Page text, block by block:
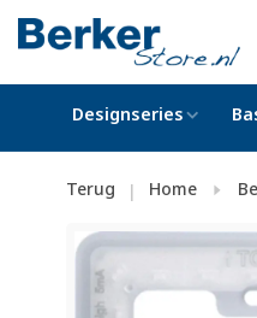
Designseries
Terug | Home